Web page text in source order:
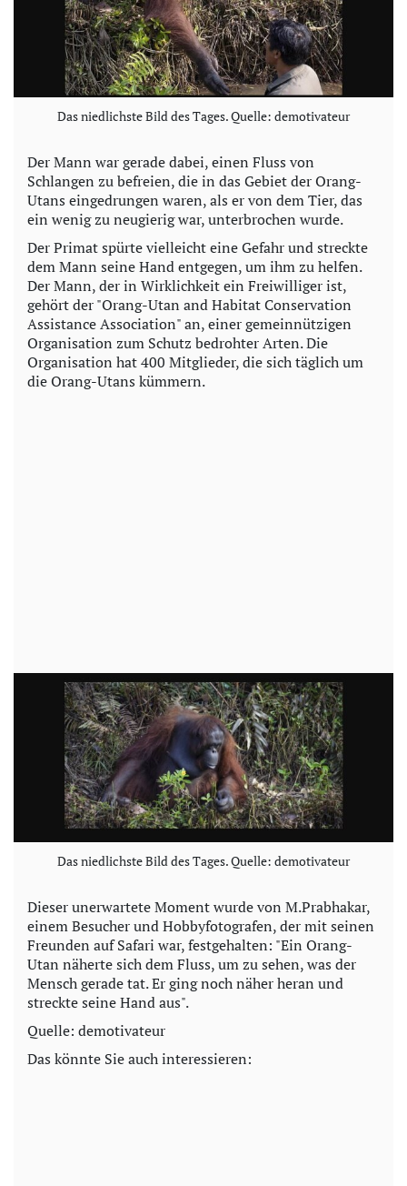
o
Das niedlichste Bild des Tages. Quelle: demotivateur
Der Mann war gerade dabei, einen Fluss von
Schlangen zu befreien, die in das Gebiet der Orang-
Utans eingedrungen waren, als er von dem Tier, das
ein wenig zu neugierig war, unterbrochen wurde.
Der Primat spürte vielleicht eine Gefahr und streckte
dem Mann seine Hand entgegen, um ihm zu helfen.
Der Mann, der in Wirklichkeit ein Freiwilliger ist,
gehört der "Orang-Utan and Habitat Conservation
Assistance Association" an, einer gemeinnützigen
Organisation zum Schutz bedrohter Arten. Die
Organisation hat 400 Mitglieder, die sich täglich um
die Orang-Utans kümmern.
Das niedlichste Bild des Tages. Quelle: demotivateur
Dieser unerwartete Moment wurde von M.Prabhakar,
einem Besucher und Hobbyfotografen, der mit seinen
Freunden auf Safari war, festgehalten: "Ein Orang-
Utan näherte sich dem Fluss, um zu sehen, was der
Mensch gerade tat. Er ging noch näher heran und
streckte seine Hand aus".
Quelle: demotivateur
Das könnte Sie auch interessieren: